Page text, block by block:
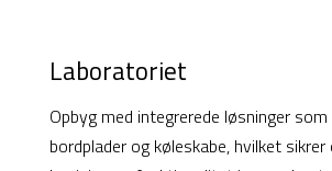
Laboratoriet
Opbyg med integrerede løsninger
bordplader og køleskabe, hvilket